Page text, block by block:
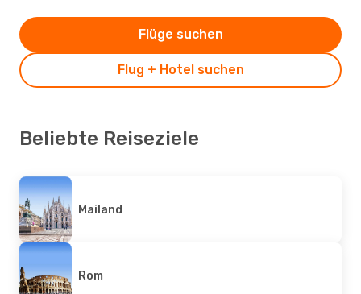
Flug + Hotel suchen
Flüge suchen
Beliebte Reiseziele
Mailand
Rom